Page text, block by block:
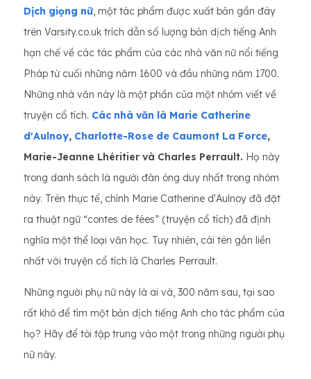
Dịch giọng nữ, một tác phẩm được xuất bản gần đây
trên Varsity.co.uk trích dẫn số lượng bản dịch tiếng Anh
hạn chế về các tác phẩm của các nhà văn nữ nổi tiếng
Pháp từ cuối những năm 1600 và đầu những năm 1700.
Những nhà văn này là một phần của một nhóm viết về
truyện cổ tích. Các nhà văn là Marie Catherine
d'Aulnoy, Charlotte-Rose de Caumont La Force,
Marie-Jeanne Lhéritier và Charles Perrault. Họ này
trong danh sách là người đàn ông duy nhất trong nhóm
này. Trên thực tế, chính Marie Catherine d'Aulnoy đã đặt
ra thuật ngữ “contes de fées” (truyện cổ tích) đã định
nghĩa một thể loại văn học. Tuy nhiên, cái tên gắn liền
nhất với truyện cổ tích là Charles Perrault.
Những người phụ nữ này là ai và, 300 năm sau, tại sao
rất khó để tìm một bản dịch tiếng Anh cho tác phẩm của
họ? Hãy để tôi tập trung vào một trong những người phụ
nữ này.